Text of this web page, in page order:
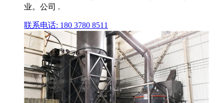
业。公司 .
联系电话: 180 3780 8511